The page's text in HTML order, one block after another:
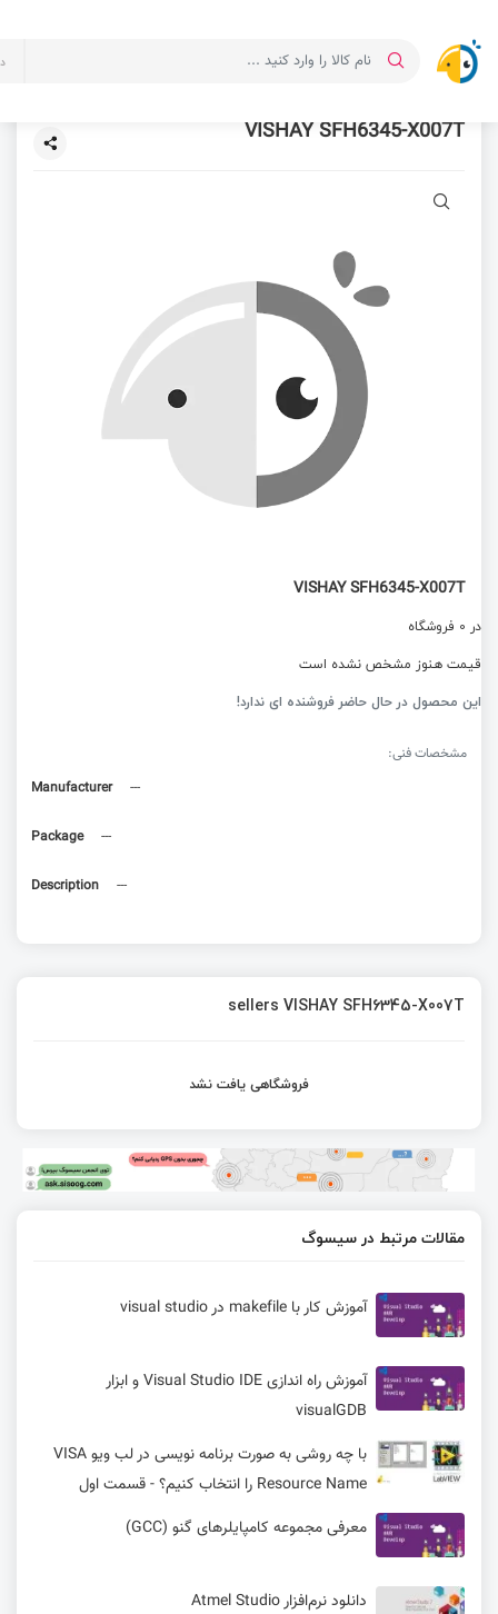
VISHAY SFH6345-X007T
VISHAY SFH6345-X007T
در 0 فروشگاه
قیمت هنوز مشخص نشده است
این محصول در حال حاضر فروشنده ای ندارد!
مشخصات فنی:
Manufacturer
---
Package ---
Description ---
sellers VISHAY SFH6345-X007T
فروشگاهی یافت نشد
مقالات مرتبط در سیسوگ
آموزش کار با makefile در visual studio
آموزش راه اندازی Visual Studio IDE و ابزار
visualGDB
با چه روشی به صورت برنامه نویسی در لب ویو VISA
Resource Name را انتخاب کنیم؟ - قسمت اول
معرفی مجموعه کامپایلرهای گنو (GCC)
دانلود نرم‌افزار Atmel Studio